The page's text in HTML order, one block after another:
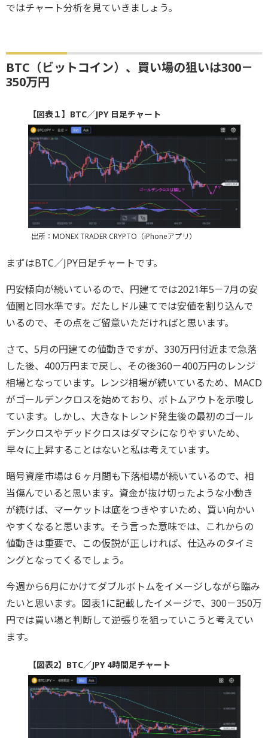
ではチャート分析を見ていきましょう。
BTC（ビットコイン）、買い場の狙いは300－
350万円
【図表１】BTC／JPY 日足チャート
出所：MONEX TRADER CRYPTO（iPhoneアプリ）
まずはBTC／JPY日足チャートです。
円安傾向が続いているので、円建てでは2021年5－7月の安
値圏と同水準です。だたしドル建てでは安値を割り込んで
いるので、その点をご留意いただければと思います。
さて、5月の円建ての値動きですが、330万円付近まで急落
した後、400万円まで戻し、その後360－400万円のレンジ
相場となっています。レンジ相場が続いているため、MACD
がゴールデンクロスを始めており、ボトムアウトを示唆し
ています。しかし、大きなトレンド発生後の最初のゴール
デンクロスやデッドクロスはダマシになりやすいため、
早々に上昇することはないと私は考えています。
暗号資産市場は６ヶ月間も下落相場が続いているので、相
当傷んでいると思います。資金が抜け切ったような小動き
が続けば、マーケットは底をつきやすいため、買い向かい
やすくなると思います。そう言った意味では、これからの
値動きは重要で、この仮説が正しければ、仕込みのタイミ
ングとなってくるでしょう。
今週から6月にかけてダブルボトムをイメージしながら臨み
たいと思います。図表1に記載したイメージで、300－350万
円では買い場と判断して逆張りを狙っていこうと考えてい
ます。
【図表2】BTC／JPY 4時間足チャート